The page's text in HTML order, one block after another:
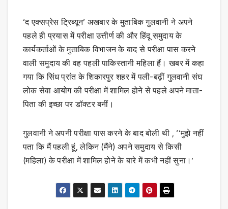
‘द एक्सप्रेस ट्रिब्यून’ अखबार के मुताबिक गुलवानी ने अपने
पहले ही प्रयास में परीक्षा उत्तीर्ण की और हिंदू समुदाय के
कार्यकर्ताओं के मुताबिक विभाजन के बाद से परीक्षा पास करने
वाली समुदाय की वह पहली पाकिस्तानी महिला हैं। खबर में कहा
गया कि सिंध प्रांत के शिकारपुर शहर में पली-बढ़ीं गुलवानी संघ
लोक सेवा आयोग की परीक्षा में शामिल होने से पहले अपने माता-
पिता की इच्छा पर डॉक्टर बनीं।
गुलवानी ने अपनी परीक्षा पास करने के बाद बोली थी , ‘‘मुझे नहीं
पता कि मैं पहली हूं, लेकिन (मैंने) अपने समुदाय से किसी
(महिला) के परीक्षा में शामिल होने के बारे में कभी नहीं सुना।’